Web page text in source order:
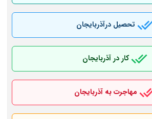
تحصیل درآذربایجان
کار در آذربایجان
مهاجرت به آذربایجان